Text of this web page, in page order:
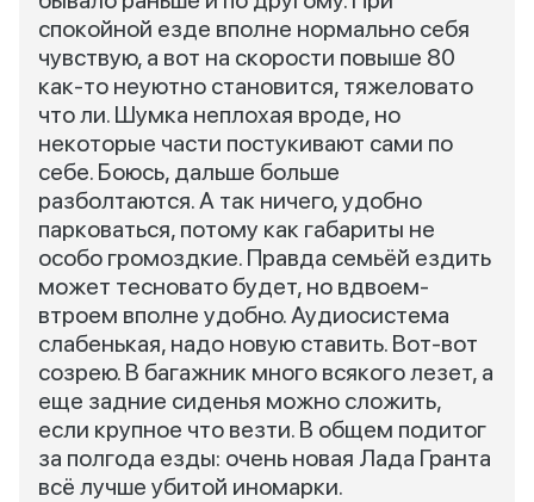
спокойной езде вполне нормально себя
чувствую, а вот на скорости повыше 80
как-то неуютно становится, тяжеловато
что ли. Шумка неплохая вроде, но
некоторые части постукивают сами по
себе. Боюсь, дальше больше
разболтаются. А так ничего, удобно
парковаться, потому как габариты не
особо громоздкие. Правда семьёй ездить
может тесновато будет, но вдвоем-
втроем вполне удобно. Аудиосистема
слабенькая, надо новую ставить. Вот-вот
созрею. В багажник много всякого лезет, а
еще задние сиденья можно сложить,
если крупное что везти. В общем подитог
за полгода езды: очень новая Лада Гранта
всё лучше убитой иномарки.